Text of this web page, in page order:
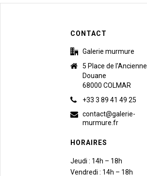
CONTACT
Galerie murmure
5 Place de l'Ancienne
Douane
68000 COLMAR
+33 3 89 41 49 25
contact@galerie-
murmure.fr
HORAIRES
Jeudi : 14h – 18h
Vendredi : 14h – 18h